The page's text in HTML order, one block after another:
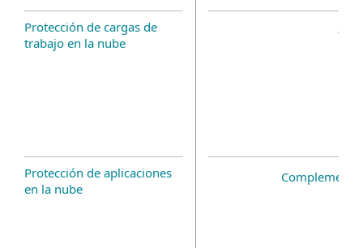
Protección de cargas de
trabajo en la nube
Protección de aplicaciones
en la nube